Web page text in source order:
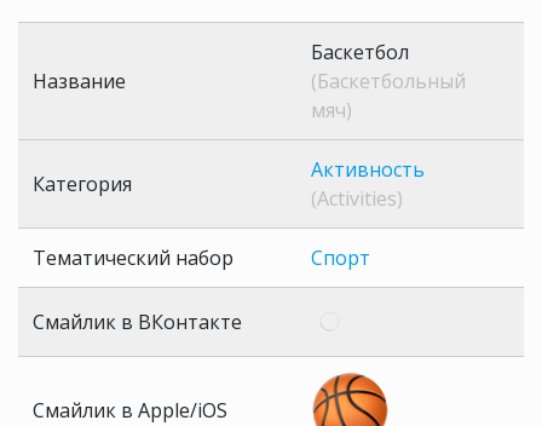
Название
Баскетбол
(Баскетбольный
мяч)
Категория
Активность
(Activities)
Тематический набор Спорт
Смайлик в ВКонтакте
Смайлик в Apple/iOS